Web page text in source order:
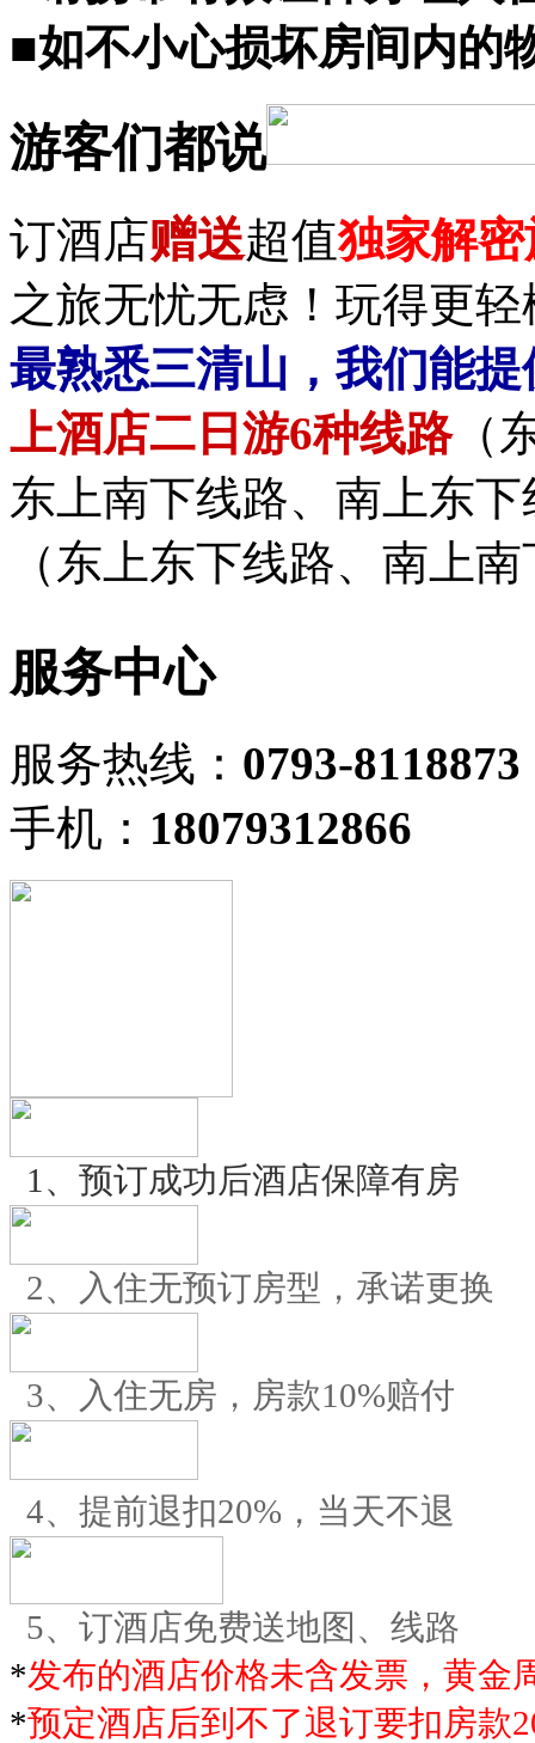
■如不小心损坏房间内的
游客们都说
订酒店赠送超值独家解
之旅无忧无虑！玩得更
最熟悉三清山，我们能
上酒店二日游6种线路（
东上南下线路、南上东
（东上东下线路、南上
服务中心
服务热线： 0793-8118873
手机： 18079312866
1、预订成功后酒店保障有房
2、入住无预订房型，承诺更换
3、入住无房，房款10%赔付
4、提前退扣20%，当天不退
5、订酒店免费送地图、线路
*发布的酒店价格未含发票，黄金
*预定酒店后到不了退订要扣房款